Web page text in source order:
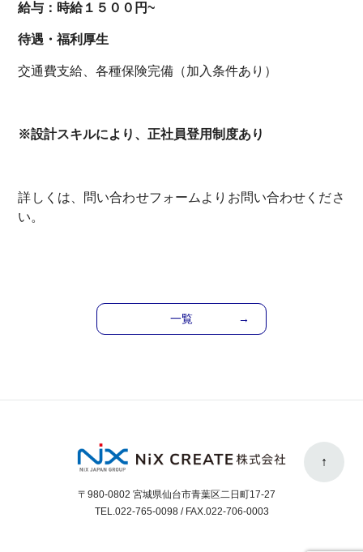
↑
給与：時給１５００円~
待遇・福利厚生
交通費支給、各種保険完備（加入条件あり）
※設計スキルにより、正社員登用制度あり
詳しくは、問い合わせフォームよりお問い合わせくださ
い。
一覧 →
〒980-0802 宮城県仙台市青葉区二日町17-27
TEL. 022-765-0098/ FAX.022-706-0003